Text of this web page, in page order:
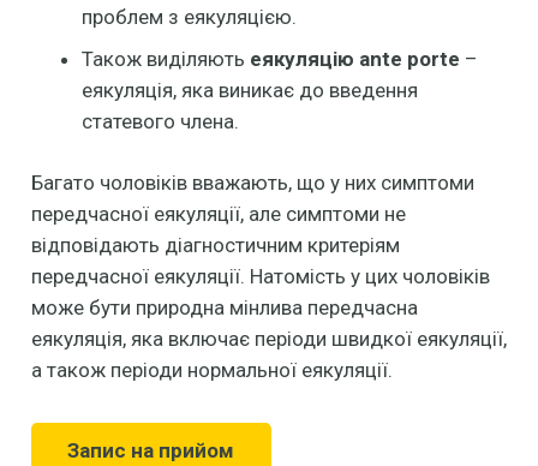
проблем з еякуляцією.
Також виділяють еякуляцію ante porte –
еякуляція, яка виникає до введення
статевого члена.
Багато чоловіків вважають, що у них симптоми
передчасної еякуляції, але симптоми не
відповідають діагностичним критеріям
передчасної еякуляції. Натомість у цих чоловіків
може бути природна мінлива передчасна
еякуляція, яка включає періоди швидкої еякуляції,
а також періоди нормальної еякуляції.
Запис на прийом